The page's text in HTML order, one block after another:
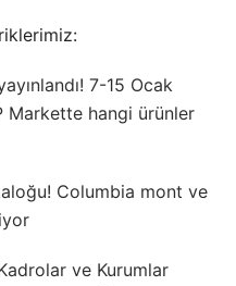
7-15 Ocak
Markette hangi ürünler
Columbia mont ve
ve Kurumlar